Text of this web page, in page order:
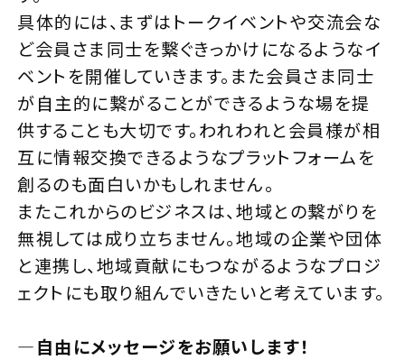
具体的には、まずはトークイベントや交流会な
ど会員さま同士を繋ぐきっかけになるようなイ
ベントを開催していきます。また会員さま同士
が自主的に繋がることができるような場を提
供することも大切です。われわれと会員様が相
互に情報交換できるようなプラットフォームを
創るのも面白いかもしれません。
またこれからのビジネスは、地域との繋がりを
無視しては成り立ちません。地域の企業や団体
と連携し、地域貢献にもつながるようなプロジ
ェクトにも取り組んでいきたいと考えています。
—自由にメッセージをお願いします！